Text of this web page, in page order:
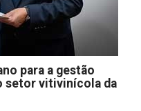
para a gestão
setor vitivinícola da